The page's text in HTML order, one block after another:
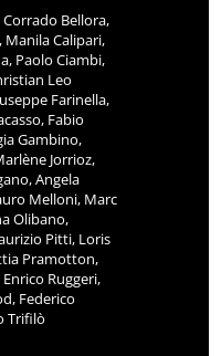
Bellora,
Calipari,
Paolo Ciambi,
Leo
Farinella,
Fabio
Gambino,
Jorrioz,
Angela
Melloni, Marc
Olibano,
Pitti, Loris
Pramotton,
Ruggeri,
Federico
Trifilò